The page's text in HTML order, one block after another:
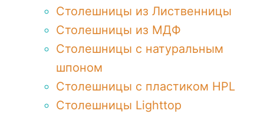
Столешницы из Лиственницы
Столешницы из МДФ
Столешницы с натуральным
шпоном
Столешницы c пластиком HPL
Столешницы Lighttop